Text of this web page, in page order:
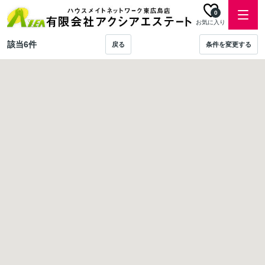
お気に入り
0
該当6件 戻る 条件を変更する